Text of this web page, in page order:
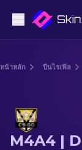
ปืนไรเฟิล
ปืนไรเฟิล
หน้าหลัก ปืนไรเฟิล
M4A4 |